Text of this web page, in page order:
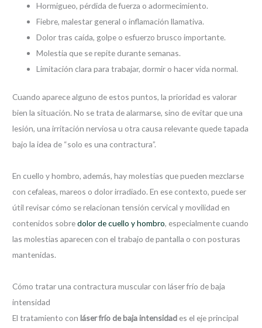
Hormigueo, pérdida de fuerza o adormecimiento.
Fiebre, malestar general o inflamación llamativa.
Dolor tras caída, golpe o esfuerzo brusco importante.
Molestia que se repite durante semanas.
Limitación clara para trabajar, dormir o hacer vida normal.
Cuando aparece alguno de estos puntos, la prioridad es valorar
bien la situación. No se trata de alarmarse, sino de evitar que una
lesión, una irritación nerviosa u otra causa relevante quede tapada
bajo la idea de “solo es una contractura”.
En cuello y hombro, además, hay molestias que pueden mezclarse
con cefaleas, mareos o dolor irradiado. En ese contexto, puede ser
útil revisar cómo se relacionan tensión cervical y movilidad en
contenidos sobredolor de cuello y hombro, especialmente cuando
las molestias aparecen con el trabajo de pantalla o con posturas
mantenidas.
Cómo tratar una contractura muscular con láser frío de baja
intensidad
El tratamiento con láser frío de baja intensidad es el eje principal